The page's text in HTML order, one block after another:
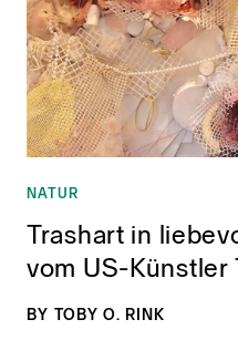
NATUR
Trashart in
vom US-Künstler
BY TOBY O. RINK